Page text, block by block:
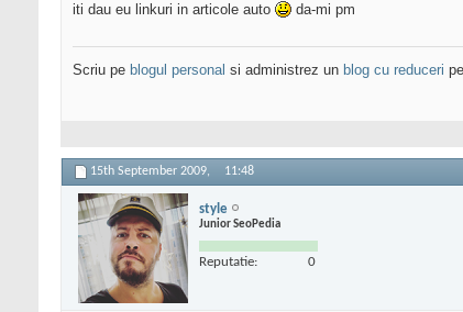
iti dau eu linkuri in articole auto da-mi pm
Scriu pe blogul personal si administrez un blog cu reduceri
15th September 2009, 11:48
style
Junior SeoPedia
Reputatie: 0